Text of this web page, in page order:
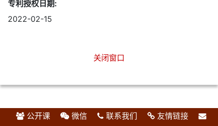
专利授权日期:
2022-02-15
关闭窗口
公开课 微信 联系我们 友情链接